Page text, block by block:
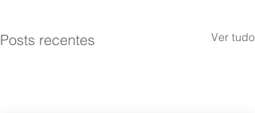
Posts recentes Ver tudo